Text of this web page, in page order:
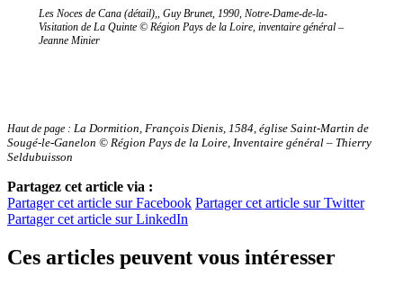
Les Noces de Cana (détail),, Guy Brunet, 1990, Notre-Dame-de-la-
Visitation de La Quinte © Région Pays de la Loire, inventaire général –
Jeanne Minier
Haut de page : La Dormition, François Dienis, 1584, église Saint-Martin de
Sougé-le-Ganelon © Région Pays de la Loire, Inventaire général – Thierry
Seldubuisson
Partagez cet article via :
Partager cet article sur Facebook Partager cet article sur Twitter
Partager cet article sur LinkedIn
Ces articles peuvent vous intéresser